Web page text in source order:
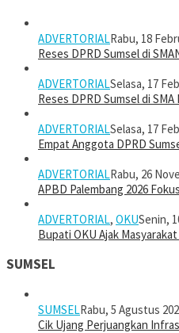
ADVERTORIALRabu, 18
Reses DPRD Sumsel di
ADVERTORIALSelasa, 17
Reses DPRD Sumsel di
ADVERTORIALSelasa, 17
Empat Anggota DPRD
ADVERTORIALRabu, 26
APBD Palembang 2026
ADVERTORIAL, OKUSenin,
Bupati OKU Ajak
SUMSEL
SUMSELRabu, 5 Agustus
Cik Ujang Perjuangkan